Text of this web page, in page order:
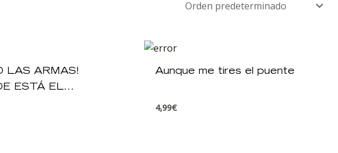
LAS ARMAS!
ESTÁ EL
Aunque me tires el puente
4,99€